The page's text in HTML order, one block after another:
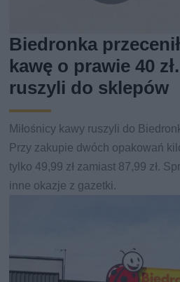
Biedronka
kawę o prawie 40
ruszyli do sklepów
Miłośnicy kawy ruszyli do
Przy zakupie dwóch opakowań
tylko 49,99 zł zamiast 87,99 zł.
inne okazje z gazetki.